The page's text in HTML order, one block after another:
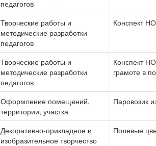
педагогов
Творческие работы и
методические разработки
педагогов
Конспект
Творческие работы и
методические разработки
педагогов
Конспект
грамоте в
Оформление помещений,
территории, участка
Паровозик
Декоративно-прикладное и
изобразительное творчество
Полевые